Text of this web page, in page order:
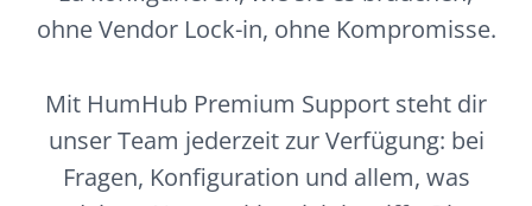
während der gesamten Vertragslaufzeit
für dich da.